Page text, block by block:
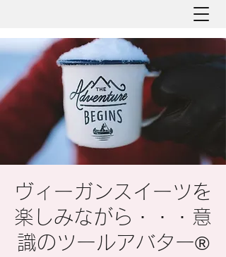
ヴィーガンスイーツを
楽しみながら・・・意
識のツールアバター®︎